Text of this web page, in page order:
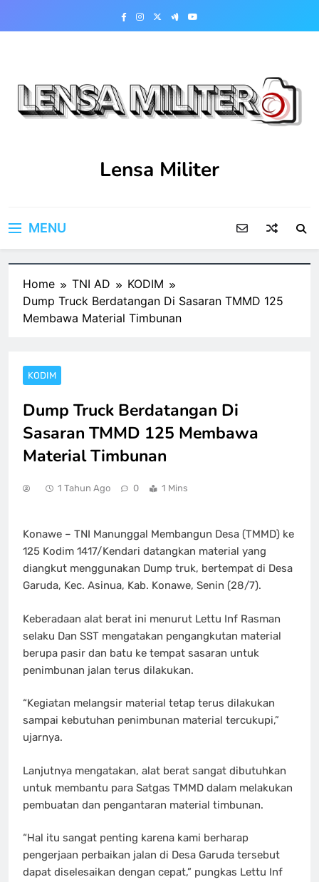
Lensa Militer
MENU
Home TNI AD
KODIM
Dump Truck Berdatangan Di Sasaran TMMD 125
Membawa Material Timbunan
KODIM
Dump Truck Berdatangan Di
Sasaran TMMD 125 Membawa
Material Timbunan
1 Tahun Ago 0 1 Mins
Konawe – TNI Manunggal Membangun Desa (TMMD) ke
125 Kodim 1417/Kendari datangkan material yang
diangkut menggunakan Dump truk, bertempat di Desa
Garuda, Kec. Asinua, Kab. Konawe, Senin (28/7).
Keberadaan alat berat ini menurut Lettu Inf Rasman
selaku Dan SST mengatakan pengangkutan material
berupa pasir dan batu ke tempat sasaran untuk
penimbunan jalan terus dilakukan.
“Kegiatan melangsir material tetap terus dilakukan
sampai kebutuhan penimbunan material tercukupi,”
ujarnya.
Lanjutnya mengatakan, alat berat sangat dibutuhkan
untuk membantu para Satgas TMMD dalam melakukan
pembuatan dan pengantaran material timbunan.
“Hal itu sangat penting karena kami berharap
pengerjaan perbaikan jalan di Desa Garuda tersebut
dapat diselesaikan dengan cepat,” pungkas Lettu Inf